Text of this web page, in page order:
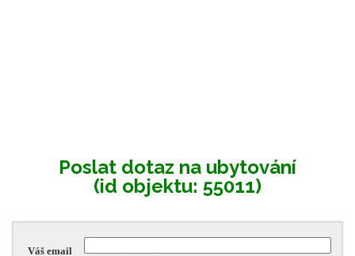
Poslat dotaz na ubytování
(id objektu: 55011)